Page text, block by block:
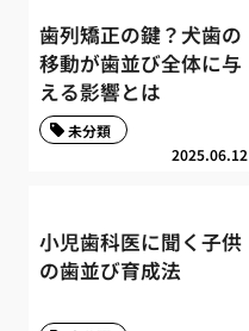
歯列矯正の鍵？犬歯の
移動が歯並び全体に与
える影響とは
2025.06.12
未分類
小児歯科医に聞く子供
の歯並び育成法